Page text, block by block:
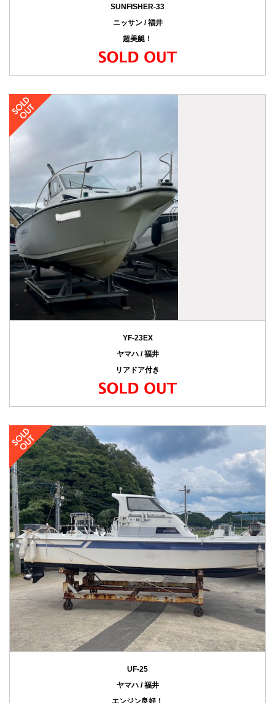
SUNFISHER-33
ニッサン / 福井
超美艇！
YF-23EX
ヤマハ / 福井
リアドア付き
UF-25
ヤマハ / 福井